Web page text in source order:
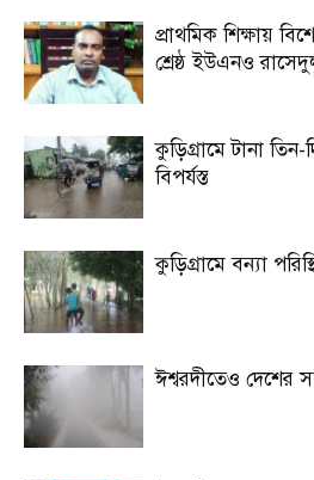
প্রাথমিক শিক্ষায়
শ্রেষ্ঠ ইউএনও
কুড়িগ্রামে টানা
বিপর্যস্ত
কুড়িগ্রামে বন্যা
ঈশ্বরদীতেও দেশের